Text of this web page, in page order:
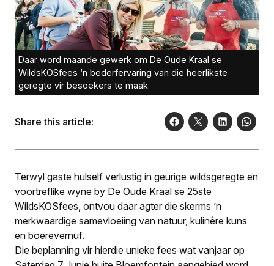
Daar word maande gewerk om De Oude Kraal se
WildsKOSfees ‘n bederfervaring van die heerlikste
geregte vir besoekers te maak.
Share this article:
Terwyl gaste hulself verlustig in geurige wildsgeregte en
voortreflike wyne by De Oude Kraal se 25ste
WildsKOSfees, ontvou daar agter die skerms ’n
merkwaardige samevloeiing van natuur, kulinêre kuns
en boerevernuf.
Die beplanning vir hierdie unieke fees wat vanjaar op